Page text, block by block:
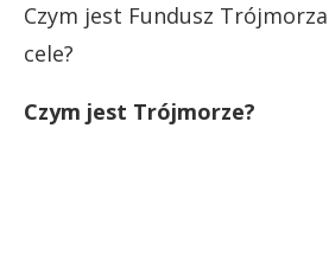
Czym jest Fundusz
cele?
Czym jest Trójmorze?